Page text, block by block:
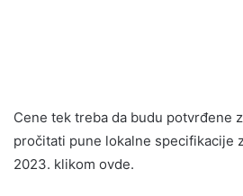
Cene tek treba da budu potvrđene
pročitati pune lokalne specifikacije
2023. klikom ovde.